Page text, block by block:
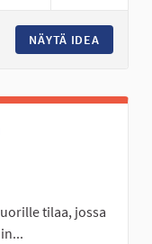
NÄYTÄ IDEA
tilaa, jossa